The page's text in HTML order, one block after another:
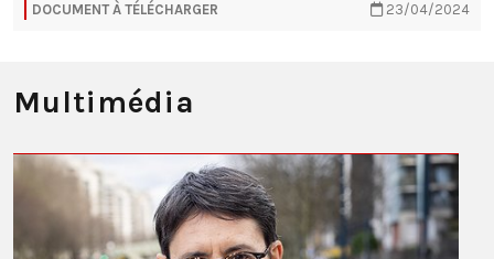
DOCUMENT À TÉLÉCHARGER 23/04/2024
Multimédia